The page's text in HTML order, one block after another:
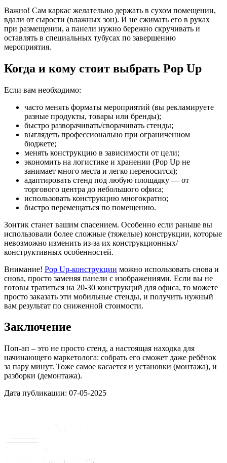
Важно! Сам каркас желательно держать в сухом помещении,
вдали от сырости (влажных зон). И не сжимать его в руках
при размещении, а панели нужно бережно скручивать и
оставлять в специальных тубусах по завершению
мероприятия.
Когда и кому стоит выбрать Pop Up
Если вам необходимо:
часто менять форматы мероприятий (вы рекламируете
разные продукты, товары или бренды);
быстро разворачивать/сворачивать стенды;
выглядеть профессионально при ограниченном
бюджете;
менять конструкцию в зависимости от цели;
экономить на логистике и хранении (Pop Up не
занимает много места и легко переносится);
адаптировать стенд под любую площадку — от
торгового центра до небольшого офиса;
использовать конструкцию многократно;
быстро перемещаться по помещению.
Зонтик станет вашим спасением. Особенно если раньше вы
использовали более сложные (тяжелые) конструкции, которые
невозможно изменить из-за их конструкционных/
конструктивных особенностей.
Внимание! Pop Up-конструкции можно использовать снова и
снова, просто заменяя панели с изображениями. Если вы не
готовы тратиться на 20-30 конструкций для офиса, то можете
просто заказать эти мобильные стенды, и получить нужный
вам результат по сниженной стоимости.
Заключение
Поп-ап – это не просто стенд, а настоящая находка для
начинающего маркетолога: собрать его сможет даже ребёнок
за пару минут. Тоже самое касается и установки (монтажа), и
разборки (демонтажа).
Дата публикации: 07-05-2025